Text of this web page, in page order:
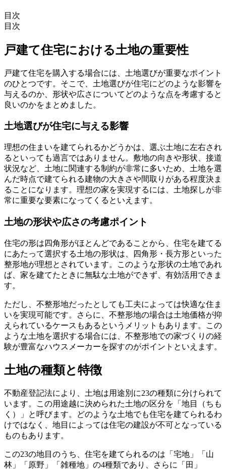
目次
目次
戸建て住宅における土地の重要性
戸建て住宅を購入する場合には、 土地選びが重要なポイント
のひとつです。そこで、土地選びが住宅にどのような影響を
与えるのか、形状や広さについてどのような点を考慮すると
良いのかをまとめました。
土地選びが住宅に与える影響
理想の住まいを建てられるかどうかは、選ぶ土地に左右され
るといっても過言ではありません。敷地の向きや形状、接道
状況など、土地に関連する制約が非常に多いため、 土地を選
んだ時点で建てられる建物の大きさや間取りがある程度決ま
る ことになります。理想の家を実現するには、土地探しが非
常に重要な要素になってくるといえます。
土地の形状や広さの考慮ポイント
住宅の形は四角形がほとんどであることから、住宅を建てる
にあたって選択する土地の形状は、
四角形・長方形といった
整形地が理想とされています。このような形状の土地であれ
ば、家を建てたときに無駄な土地ができず、有効活用できま
す。
ただし、不整形地だったとしても工夫によっては快適な住ま
いを実現可能です。さらに、 不整形地の場合は土地価格が抑
えられているケースもある というメリットもあります。この
ような土地を選択する場合には、不整形地での家づくりの経
験が豊富なハウスメーカーを探すのがポイントといえます。
土地の種類と特徴
不動産登記法により、 土地は用途別に23の種類に分けられて
います。この用途越に決められた土地の区分を「地目（ちも
く）」と呼びます。どのような土地でも住宅を建てられるわ
けではなく、地目によっては住宅の建設が不可となっている
ものもあります。
この23の地目のうち、 住宅を建てられるのは「宅地」「山
林」「原野」「雑種地」の4種類であり、さらに 「田」